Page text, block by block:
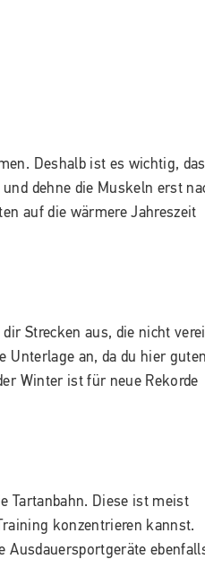
Deshalb ist es wichtig,
dehne die Muskeln erst
auf die wärmere Jahreszeit
Strecken aus, die nicht
Unterlage an, da du hier
Winter ist für neue Rekorde
Tartanbahn. Diese ist meist
konzentrieren kannst.
Ausdauersportgeräte